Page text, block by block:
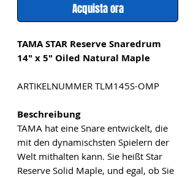
Acquista ora
TAMA STAR Reserve Snaredrum
14" x 5" Oiled Natural Maple
ARTIKELNUMMER TLM145S-OMP
Beschreibung
TAMA hat eine Snare entwickelt, die
mit den dynamischsten Spielern der
Welt mithalten kann. Sie heißt Star
Reserve Solid Maple, und egal, ob Sie